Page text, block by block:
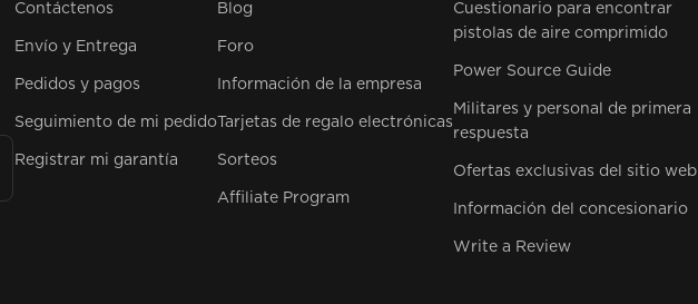
Contáctenos
Envío y Entrega
Pedidos y pagos
Seguimiento de mi pedido
Registrar mi garantía
Blog
Foro
Información de la empresa
Tarjetas de regalo electrónicas
Sorteos
Affiliate Program
Cuestionario para encontrar
pistolas de aire comprimido
Power Source Guide
Militares y personal de primera
respuesta
Ofertas exclusivas del sitio web
Información del concesionario
Write a Review